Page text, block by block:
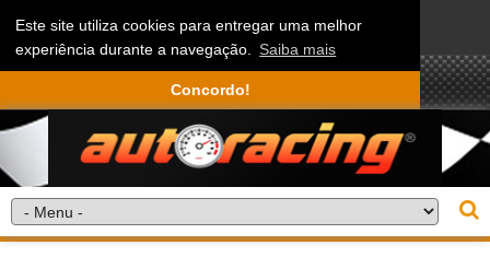
Este site utiliza cookies para entregar uma melhor
experiência durante a navegação. Saiba mais
Concordo!